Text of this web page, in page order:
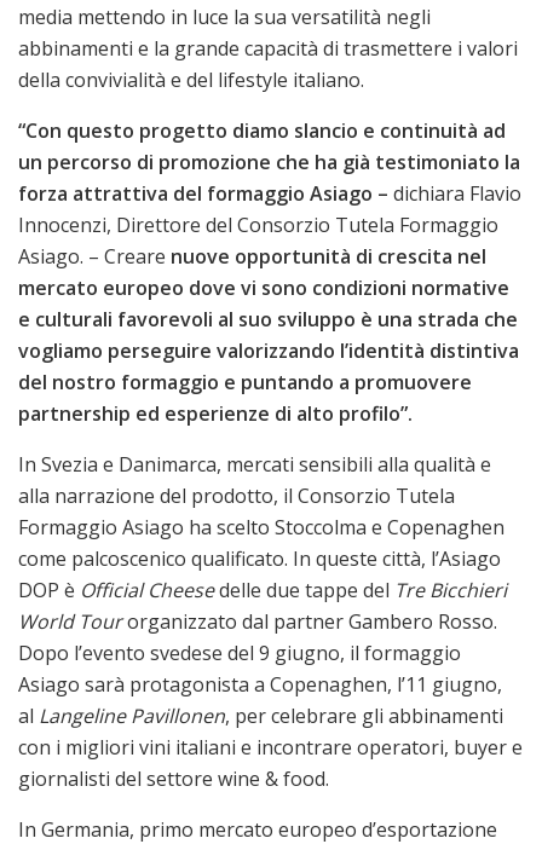
media mettendo in luce la sua versatilità negli
abbinamenti e la grande capacità di trasmettere i valori
della convivialità e del lifestyle italiano.
“Con questo progetto diamo slancio e continuità ad
un percorso di promozione che ha già testimoniato la
forza attrattiva del formaggio Asiago – dichiara Flavio
Innocenzi, Direttore del Consorzio Tutela Formaggio
Asiago. – Creare nuove opportunità di crescita nel
mercato europeo dove vi sono condizioni normative
e culturali favorevoli al suo sviluppo è una strada che
vogliamo perseguire valorizzando l’identità distintiva
del nostro formaggio e puntando a promuovere
partnership ed esperienze di alto profilo”.
In Svezia e Danimarca, mercati sensibili alla qualità e
alla narrazione del prodotto, il Consorzio Tutela
Formaggio Asiago ha scelto Stoccolma e Copenaghen
come palcoscenico qualificato. In queste città, l’Asiago
DOP è Official Cheesedelle due tappe del Tre Bicchieri
World Tourorganizzato dal partner Gambero Rosso.
Dopo l’evento svedese del 9 giugno, il formaggio
Asiago sarà protagonista a Copenaghen, l’11 giugno,
al Langeline Pavillonen, per celebrare gli abbinamenti
con i migliori vini italiani e incontrare operatori, buyer e
giornalisti del settore wine & food.
In Germania, primo mercato europeo d’esportazione